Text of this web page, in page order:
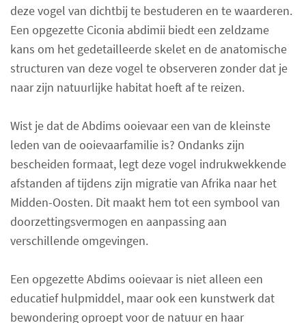
deze vogel van dichtbij te bestuderen en te waarderen.
Een opgezette Ciconia abdimii biedt een zeldzame
kans om het gedetailleerde skelet en de anatomische
structuren van deze vogel te observeren zonder dat je
naar zijn natuurlijke habitat hoeft af te reizen.
Wist je dat de Abdims ooievaar een van de kleinste
leden van de ooievaarfamilie is? Ondanks zijn
bescheiden formaat, legt deze vogel indrukwekkende
afstanden af tijdens zijn migratie van Afrika naar het
Midden-Oosten. Dit maakt hem tot een symbool van
doorzettingsvermogen en aanpassing aan
verschillende omgevingen.
Een opgezette Abdims ooievaar is niet alleen een
educatief hulpmiddel, maar ook een kunstwerk dat
bewondering oproept voor de natuur en haar